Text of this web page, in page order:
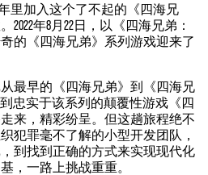
里加入这个了不起的《四海兄
年8月22日，以《四海兄弟：
的《四海兄弟》系列游戏迎来了
最早的《四海兄弟》到《四海兄
忠实于该系列的颠覆性游戏《四
来，精彩纷呈。但这趟旅程绝不
犯罪毫不了解的小型开发团队，
到找到正确的方式来实现现代化
，一路上挑战重重。